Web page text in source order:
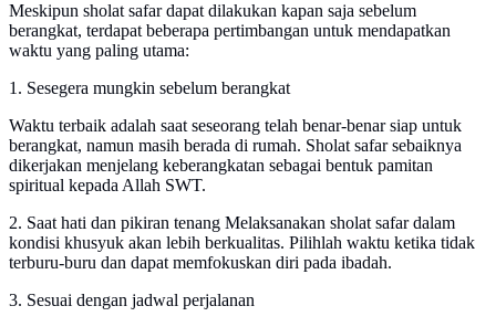
Meskipun sholat safar dapat dilakukan kapan saja sebelum
berangkat, terdapat beberapa pertimbangan untuk mendapatkan
waktu yang paling utama:
1. Sesegera mungkin sebelum berangkat
Waktu terbaik adalah saat seseorang telah benar-benar siap untuk
berangkat, namun masih berada di rumah. Sholat safar sebaiknya
dikerjakan menjelang keberangkatan sebagai bentuk pamitan
spiritual kepada Allah SWT.
2. Saat hati dan pikiran tenang Melaksanakan sholat safar dalam
kondisi khusyuk akan lebih berkualitas. Pilihlah waktu ketika tidak
terburu-buru dan dapat memfokuskan diri pada ibadah.
3. Sesuai dengan jadwal perjalanan